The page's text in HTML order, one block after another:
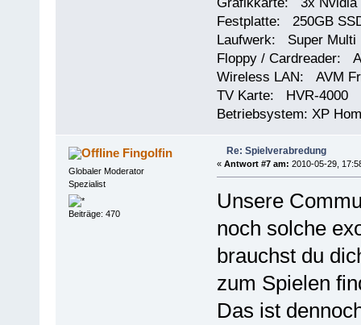
Festplatte: 250GB
Laufwerk: Super Multi
Floppy / Cardreader:
Wireless LAN: AVM
TV Karte: HVR-4000
Betriebsystem: XP
Fingolfin
Globaler Moderator
Spezialist
Beiträge: 470
Re: Spielverabredung
« Antwort #7 am: 2010-05-29,
Unsere
noch solche
brauchst du
zum Spielen
Das ist